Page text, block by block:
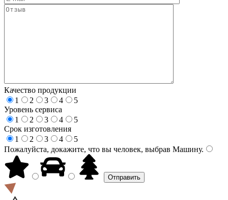
Качество продукции
1
2 3 4
5
Уровень сервиса
1
2 3 4
5
Срок изготовления
1
2 3 4
5
Пожалуйста, докажите, что вы человек, выбрав Машину.